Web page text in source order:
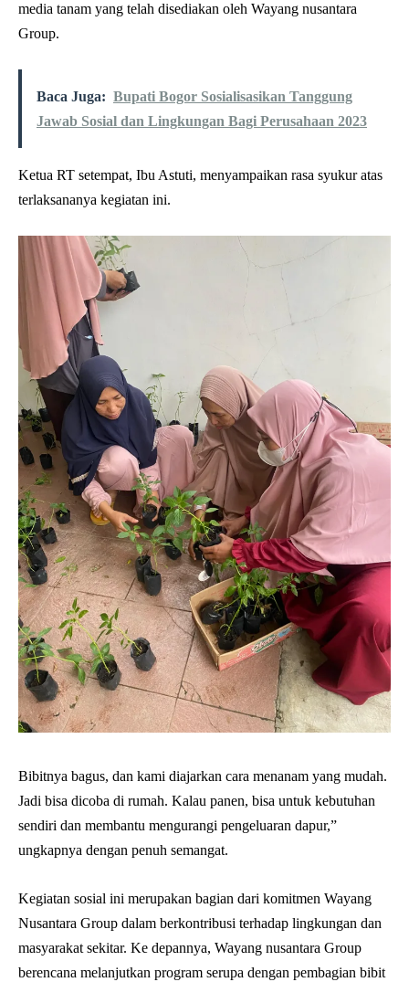
media tanam yang telah disediakan oleh Wayang nusantara
Group.
Baca Juga: Bupati Bogor Sosialisasikan Tanggung
Jawab Sosial dan Lingkungan Bagi Perusahaan 2023
Ketua RT setempat, Ibu Astuti, menyampaikan rasa syukur atas
terlaksananya kegiatan ini.
Bibitnya bagus, dan kami diajarkan cara menanam yang mudah.
Jadi bisa dicoba di rumah. Kalau panen, bisa untuk kebutuhan
sendiri dan membantu mengurangi pengeluaran dapur,”
ungkapnya dengan penuh semangat.
Kegiatan sosial ini merupakan bagian dari komitmen Wayang
Nusantara Group dalam berkontribusi terhadap lingkungan dan
masyarakat sekitar. Ke depannya, Wayang nusantara Group
berencana melanjutkan program serupa dengan pembagian bibit